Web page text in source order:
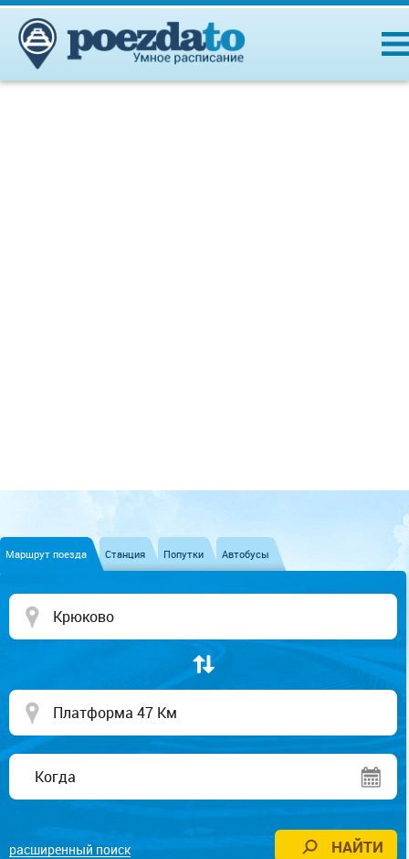
Маршрут поезда Станция Попутки Автобусы
расширенный поиск